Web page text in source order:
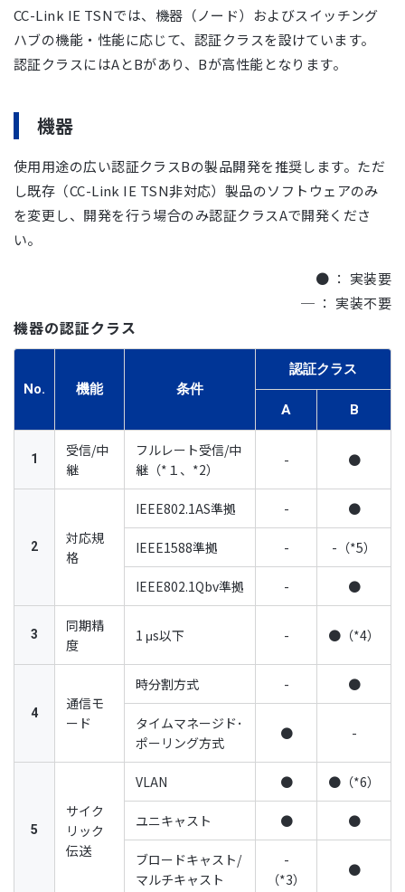
CC-Link IE TSNでは、機器（ノード）およびスイッチング
ハブの機能・性能に応じて、認証クラスを設けています。
認証クラスにはAとBがあり、Bが高性能となります。
機器
使用用途の広い認証クラスBの製品開発を推奨します。ただ
し既存（CC-Link IE TSN非対応）製品のソフトウェアのみ
を変更し、開発を行う場合のみ認証クラスAで開発くださ
い。
● ： 実装要
─ ： 実装不要
機器の認証クラス
No. 機能 条件
認証クラス
A B
1
受信/中
継
フルレート受信/中
継（*１、*2）
- ●
2
対応規
格
IEEE802.1AS準拠 - ●
IEEE1588準拠 - -（*5）
IEEE802.1Qbv準拠 - ●
3
同期精
度
1 μs以下 - ●（*4）
4
通信モ
ード
時分割方式 - ●
タイムマネージド･
ポーリング方式
● -
5
サイク
リック
伝送
VLAN ● ●（*6）
ユニキャスト ● ●
ブロードキャスト/
マルチキャスト
-
（*3）
●